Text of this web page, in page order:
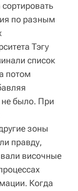
по разным
Тэгу
список
потом
не было. При
зоны
правду,
височные
Когда